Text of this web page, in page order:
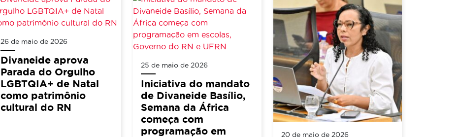
26 de maio de 2026
Divaneide aprova
Parada do Orgulho
LGBTQIA+ de Natal
como patrimônio
cultural do RN
25 de maio de 2026
Iniciativa do mandato
de Divaneide Basílio,
Semana da África
começa com
programação em
20 de maio de 2026